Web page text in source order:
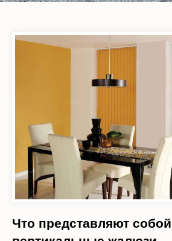
Что представляют собой
вертикальные жалюзи